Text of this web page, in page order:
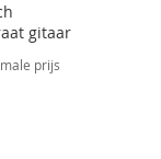
gitaar
prijs